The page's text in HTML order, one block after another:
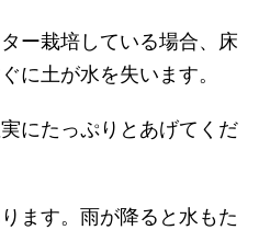
ー栽培している場合、床
に土が水を失います。
にたっぷりとあげてくだ
ます。雨が降ると水もた